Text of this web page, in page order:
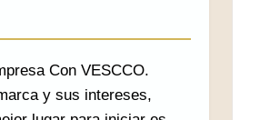
Con VESCCO.
y sus intereses,